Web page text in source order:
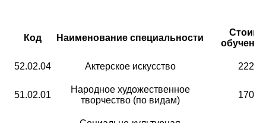
Код Наименование специальности
52.02.04 Актерское искусство 222
51.02.01
Народное художественное
творчество (по видам)
170